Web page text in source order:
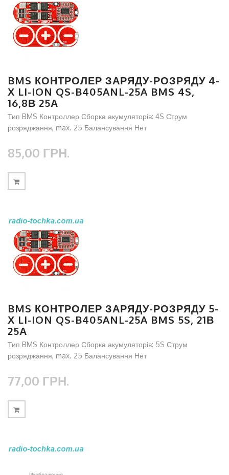
BMS КОНТРОЛЕР ЗАРЯДУ-РОЗРЯДУ 4-
Х LI-ION QS-B405ANL-25A BMS 4S,
16,8В 25А
Тип BMS Контроллер Сборка акумуляторів: 4S Струм
розряджання, max. 25 Балансування Нет
85,00 ГРН.
BMS КОНТРОЛЕР ЗАРЯДУ-РОЗРЯДУ 5-
Х LI-ION QS-B405ANL-25A BMS 5S, 21В
25А
Тип BMS Контроллер Сборка акумуляторів: 5S Струм
розряджання, max. 25 Балансування Нет
77,00 ГРН.